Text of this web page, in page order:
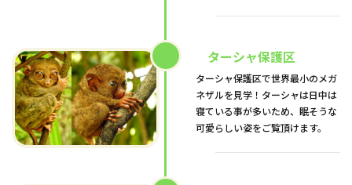
ターシャ保護区
ターシャ保護区で世界最小のメガ
ネザルを見学！ターシャは日中は
寝ている事が多いため、眠そうな
可愛らしい姿をご覧頂けます。